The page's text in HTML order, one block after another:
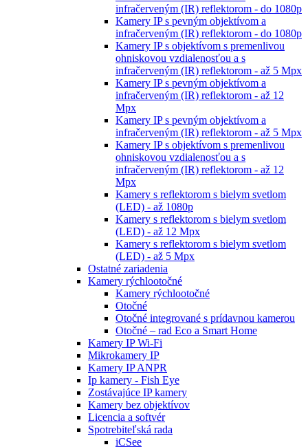
infračerveným (IR) reflektorom - do 1080p
Kamery IP s pevným objektívom a
infračerveným (IR) reflektorom - do 1080p
Kamery IP s objektívom s premenlivou
ohniskovou vzdialenosťou a s
infračerveným (IR) reflektorom - až 5 Mpx
Kamery IP s pevným objektívom a
infračerveným (IR) reflektorom - až 12
Mpx
Kamery IP s pevným objektívom a
infračerveným (IR) reflektorom - až 5 Mpx
Kamery IP s objektívom s premenlivou
ohniskovou vzdialenosťou a s
infračerveným (IR) reflektorom - až 12
Mpx
Kamery s reflektorom s bielym svetlom
(LED) - až 1080p
Kamery s reflektorom s bielym svetlom
(LED) - až 12 Mpx
Kamery s reflektorom s bielym svetlom
(LED) - až 5 Mpx
Ostatné zariadenia
Kamery rýchlootočné
Kamery rýchlootočné
Otočné
Otočné integrované s prídavnou kamerou
Otočné – rad Eco a Smart Home
Kamery IP Wi-Fi
Mikrokamery IP
Kamery IP ANPR
Ip kamery - Fish Eye
Zostávajúce IP kamery
Kamery bez objektívov
Licencia a softvér
Spotrebiteľská rada
iCSee